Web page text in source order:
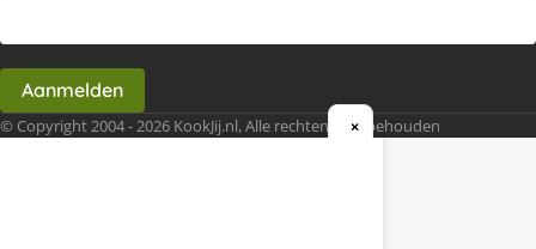
Aanmelden
© Copyright 2004 - 2026 KookJij.nl, Alle rechten voorbehouden
×